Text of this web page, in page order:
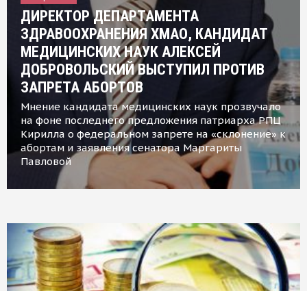
ДИРЕКТОР ДЕПАРТАМЕНТА
ЗДРАВООХРАНЕНИЯ ХМАО, КАНДИДАТ
МЕДИЦИНСКИХ НАУК АЛЕКСЕЙ
ДОБРОВОЛЬСКИЙ ВЫСТУПИЛ ПРОТИВ
ЗАПРЕТА АБОРТОВ
Мнение кандидата медицинских наук прозвучало
на фоне последнего предложения патриарха РПЦ
Кирилла о федеральном запрете на «склонение» к
абортам и заявления сенатора Маргариты
Павловой